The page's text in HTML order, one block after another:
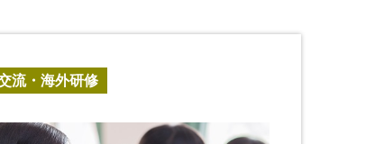
流・海外研修